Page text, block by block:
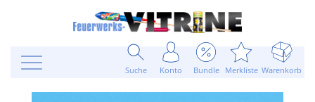
Suche Konto Bundle Merkliste Warenkorb